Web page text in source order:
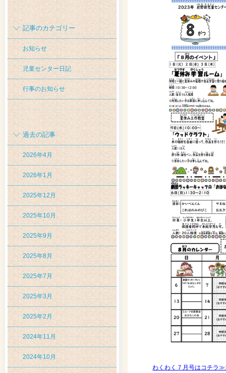
記事のカテゴリー
お知らせ
児童センター日記
行事のお知らせ
過去の記事
2026年4月
2026年1月
2025年12月
2025年10月
2025年9月
2025年8月
2025年7月
2025年3月
2025年2月
2024年11月
2024年10月
わくわく７月号はコチ